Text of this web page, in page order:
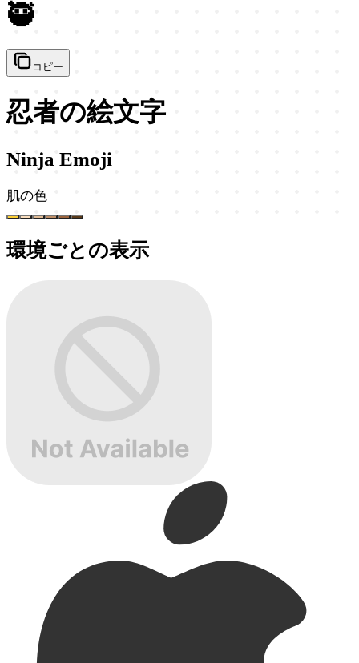
🥷
コピー
忍者の絵文字
Ninja Emoji
肌の色
環境ごとの表示